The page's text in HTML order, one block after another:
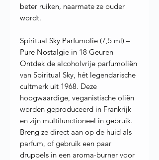
beter ruiken, naarmate ze ouder
wordt.
Spiritual Sky Parfumolie (7,5 ml) –
Pure Nostalgie in 18 Geuren
Ontdek de alcoholvrije parfumoliën
van Spiritual Sky, hét legendarische
cultmerk uit 1968. Deze
hoogwaardige, veganistische oliën
worden geproduceerd in Frankrijk
en zijn multifunctioneel in gebruik.
Breng ze direct aan op de huid als
parfum, of gebruik een paar
druppels in een aroma-burner voor